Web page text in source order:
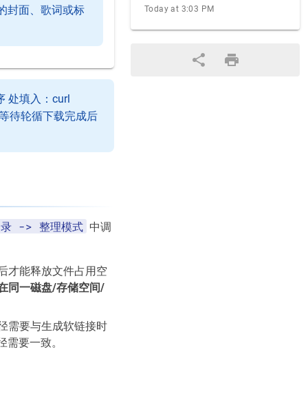
Today at 3:03 PM
封面、歌词或标
处填入：curl
待轮循下载完成后
-> 整理模式 中调
才能释放文件占用空
同一磁盘/存储空间/
需要与生成软链接时
要一致。